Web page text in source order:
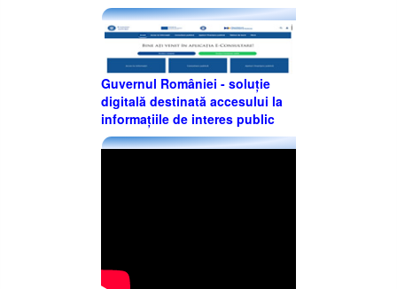
Guvernul României - soluție
digitală destinată accesului la
informațiile de interes public